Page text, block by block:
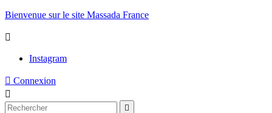
Bienvenue sur le site Massada France

Instagram
 Connexion

